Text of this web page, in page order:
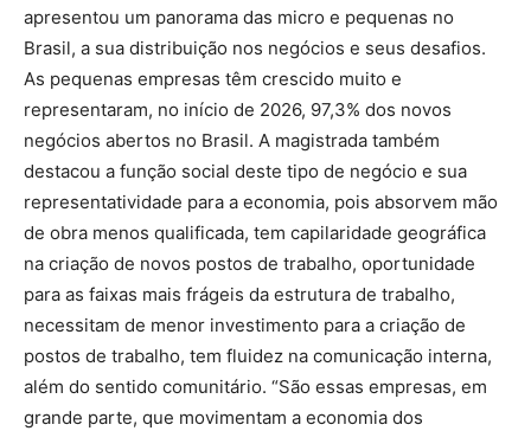
apresentou um panorama das micro e pequenas no
Brasil, a sua distribuição nos negócios e seus desafios.
As pequenas empresas têm crescido muito e
representaram, no início de 2026, 97,3% dos novos
negócios abertos no Brasil. A magistrada também
destacou a função social deste tipo de negócio e sua
representatividade para a economia, pois absorvem mão
de obra menos qualificada, tem capilaridade geográfica
na criação de novos postos de trabalho, oportunidade
para as faixas mais frágeis da estrutura de trabalho,
necessitam de menor investimento para a criação de
postos de trabalho, tem fluidez na comunicação interna,
além do sentido comunitário. “São essas empresas, em
grande parte, que movimentam a economia dos